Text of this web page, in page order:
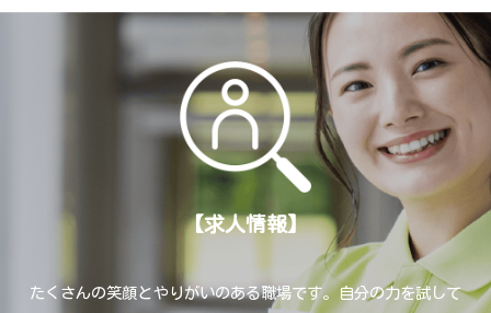
【求人情報】
たくさんの笑顔とやりがいのある職場です。自分の力を試して